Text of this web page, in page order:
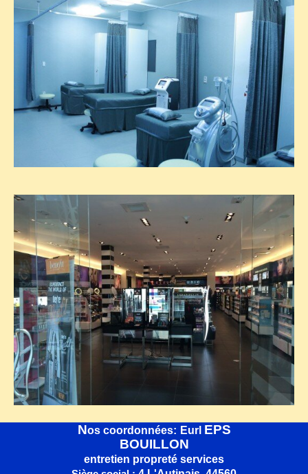
Nos coordonnées: Eurl EPS
BOUILLON
entretien propreté services